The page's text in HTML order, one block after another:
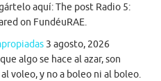
aquí: The post Radio 5:
on FundéuRAE.
3 agosto, 2026
algo se hace al azar, son
voleo, y no a boleo ni al boleo.